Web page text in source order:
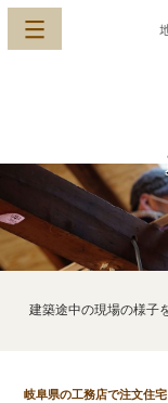
建築途中の現場の様子
岐阜県の工務店で注文住